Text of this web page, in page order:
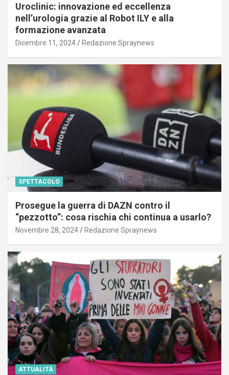
Uroclinic: innovazione ed eccellenza
nell’urologia grazie al Robot ILY e alla
formazione avanzata
Dicembre 11, 2024 Redazione Spraynews
SPETTACOLO
Prosegue la guerra di DAZN contro il
“pezzotto”: cosa rischia chi continua a usarlo?
Novembre 28, 2024 Redazione Spraynews
ATTUALITÀ